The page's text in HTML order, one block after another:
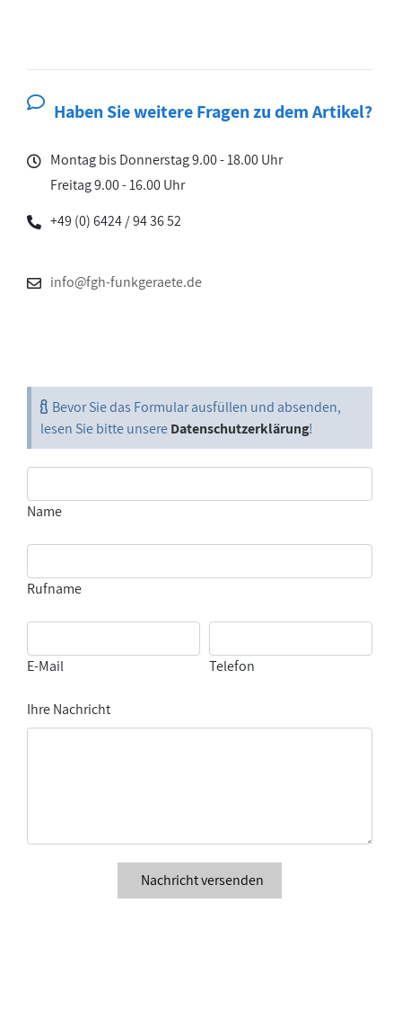
Haben Sie weitere Fragen zu dem Artikel?
Montag bis Donnerstag 9.00 - 18.00 Uhr
Freitag 9.00 - 16.00 Uhr
+49 (0) 6424 / 94 36 52
info@fgh-funkgeraete.de
Bevor Sie das Formular ausfüllen und absenden,
lesen Sie bitte unsereDatenschutzerklärung!
Name
Rufname
E-Mail Telefon
Ihre Nachricht
Nachricht versenden